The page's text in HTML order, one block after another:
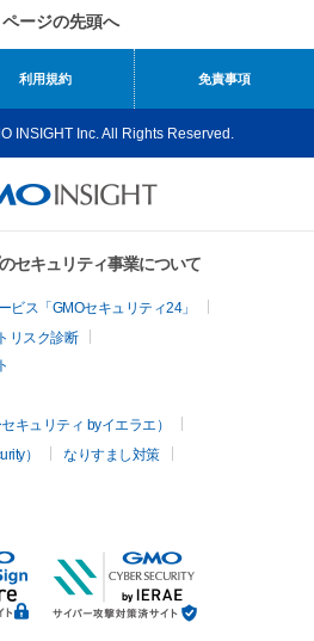
ページの先頭へ
利用規約 免責事項
INSIGHT Inc. All Rights Reserved.
セキュリティ事業について
ス「GMOセキュリティ24」
リスク診断
キュリティ byイエラエ）
）
なりすまし対策